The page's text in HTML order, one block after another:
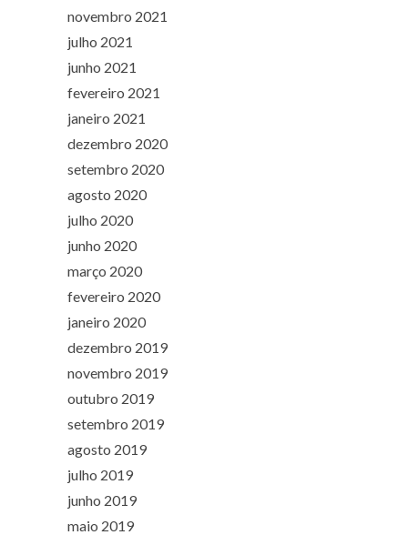
novembro 2021
julho 2021
junho 2021
fevereiro 2021
janeiro 2021
dezembro 2020
setembro 2020
agosto 2020
julho 2020
junho 2020
março 2020
fevereiro 2020
janeiro 2020
dezembro 2019
novembro 2019
outubro 2019
setembro 2019
agosto 2019
julho 2019
junho 2019
maio 2019